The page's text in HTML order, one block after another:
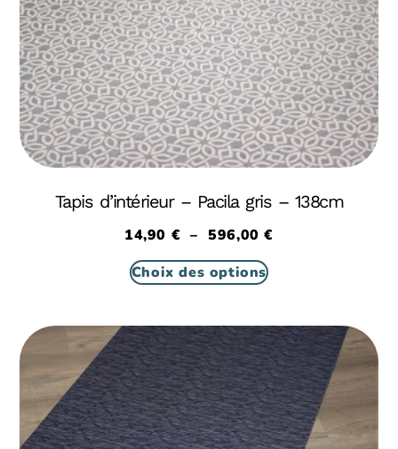
Tapis d’intérieur – Pacila gris – 138cm
14,90 € – 596,00€
Choix des options